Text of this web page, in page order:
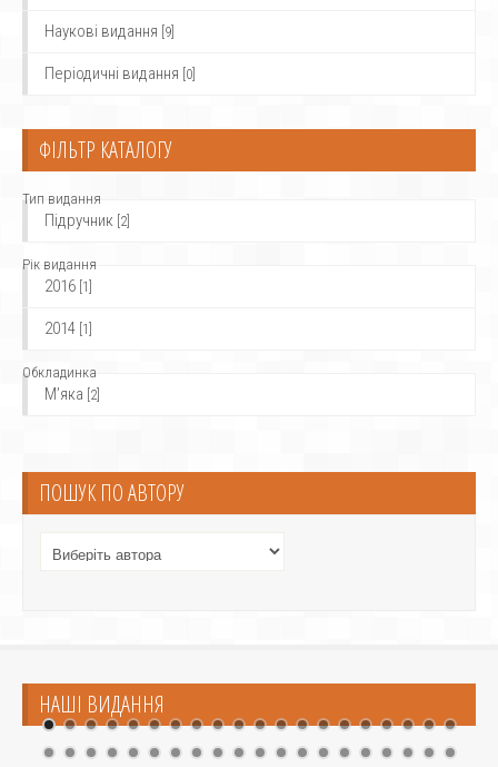
Наукові видання [9]
Періодичні видання [0]
ФІЛЬТР КАТАЛОГУ
Тип видання
Підручник [2]
Рік видання
2016 [1]
2014 [1]
Обкладинка
М’яка [2]
ПОШУК ПО АВТОРУ
НАШІ ВИДАННЯ